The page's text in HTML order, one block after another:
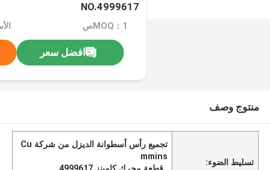
NO.4999617
MOQ：1ص
افضل سعر
منتوج وصف
تسليط الضوء:
تجميع رأس أسطوانة الديزل من شركة Cu
mmins
,قطعة محرك كامينز 4999617
,